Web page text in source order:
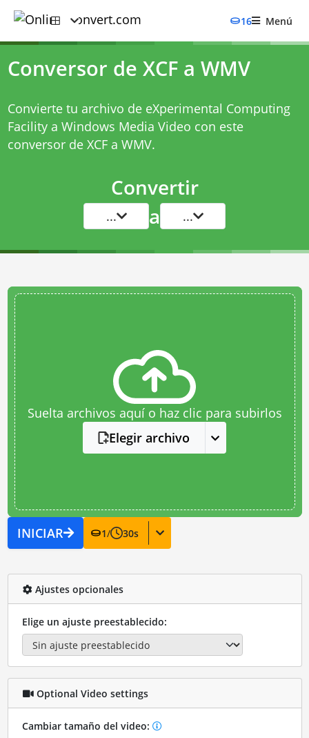
16 Menú
Conversor de XCF a WMV
Convierte tu archivo de eXperimental Computing
Facility a Windows Media Video con este
conversor de XCF a WMV.
Convertir
... a ...
Suelta archivos aquí o haz clic para subirlos
Elegir archivo
INICIAR 1/ 30s
Ajustes opcionales
Elige un ajuste preestablecido:
Optional Video settings
Cambiar tamaño del video: